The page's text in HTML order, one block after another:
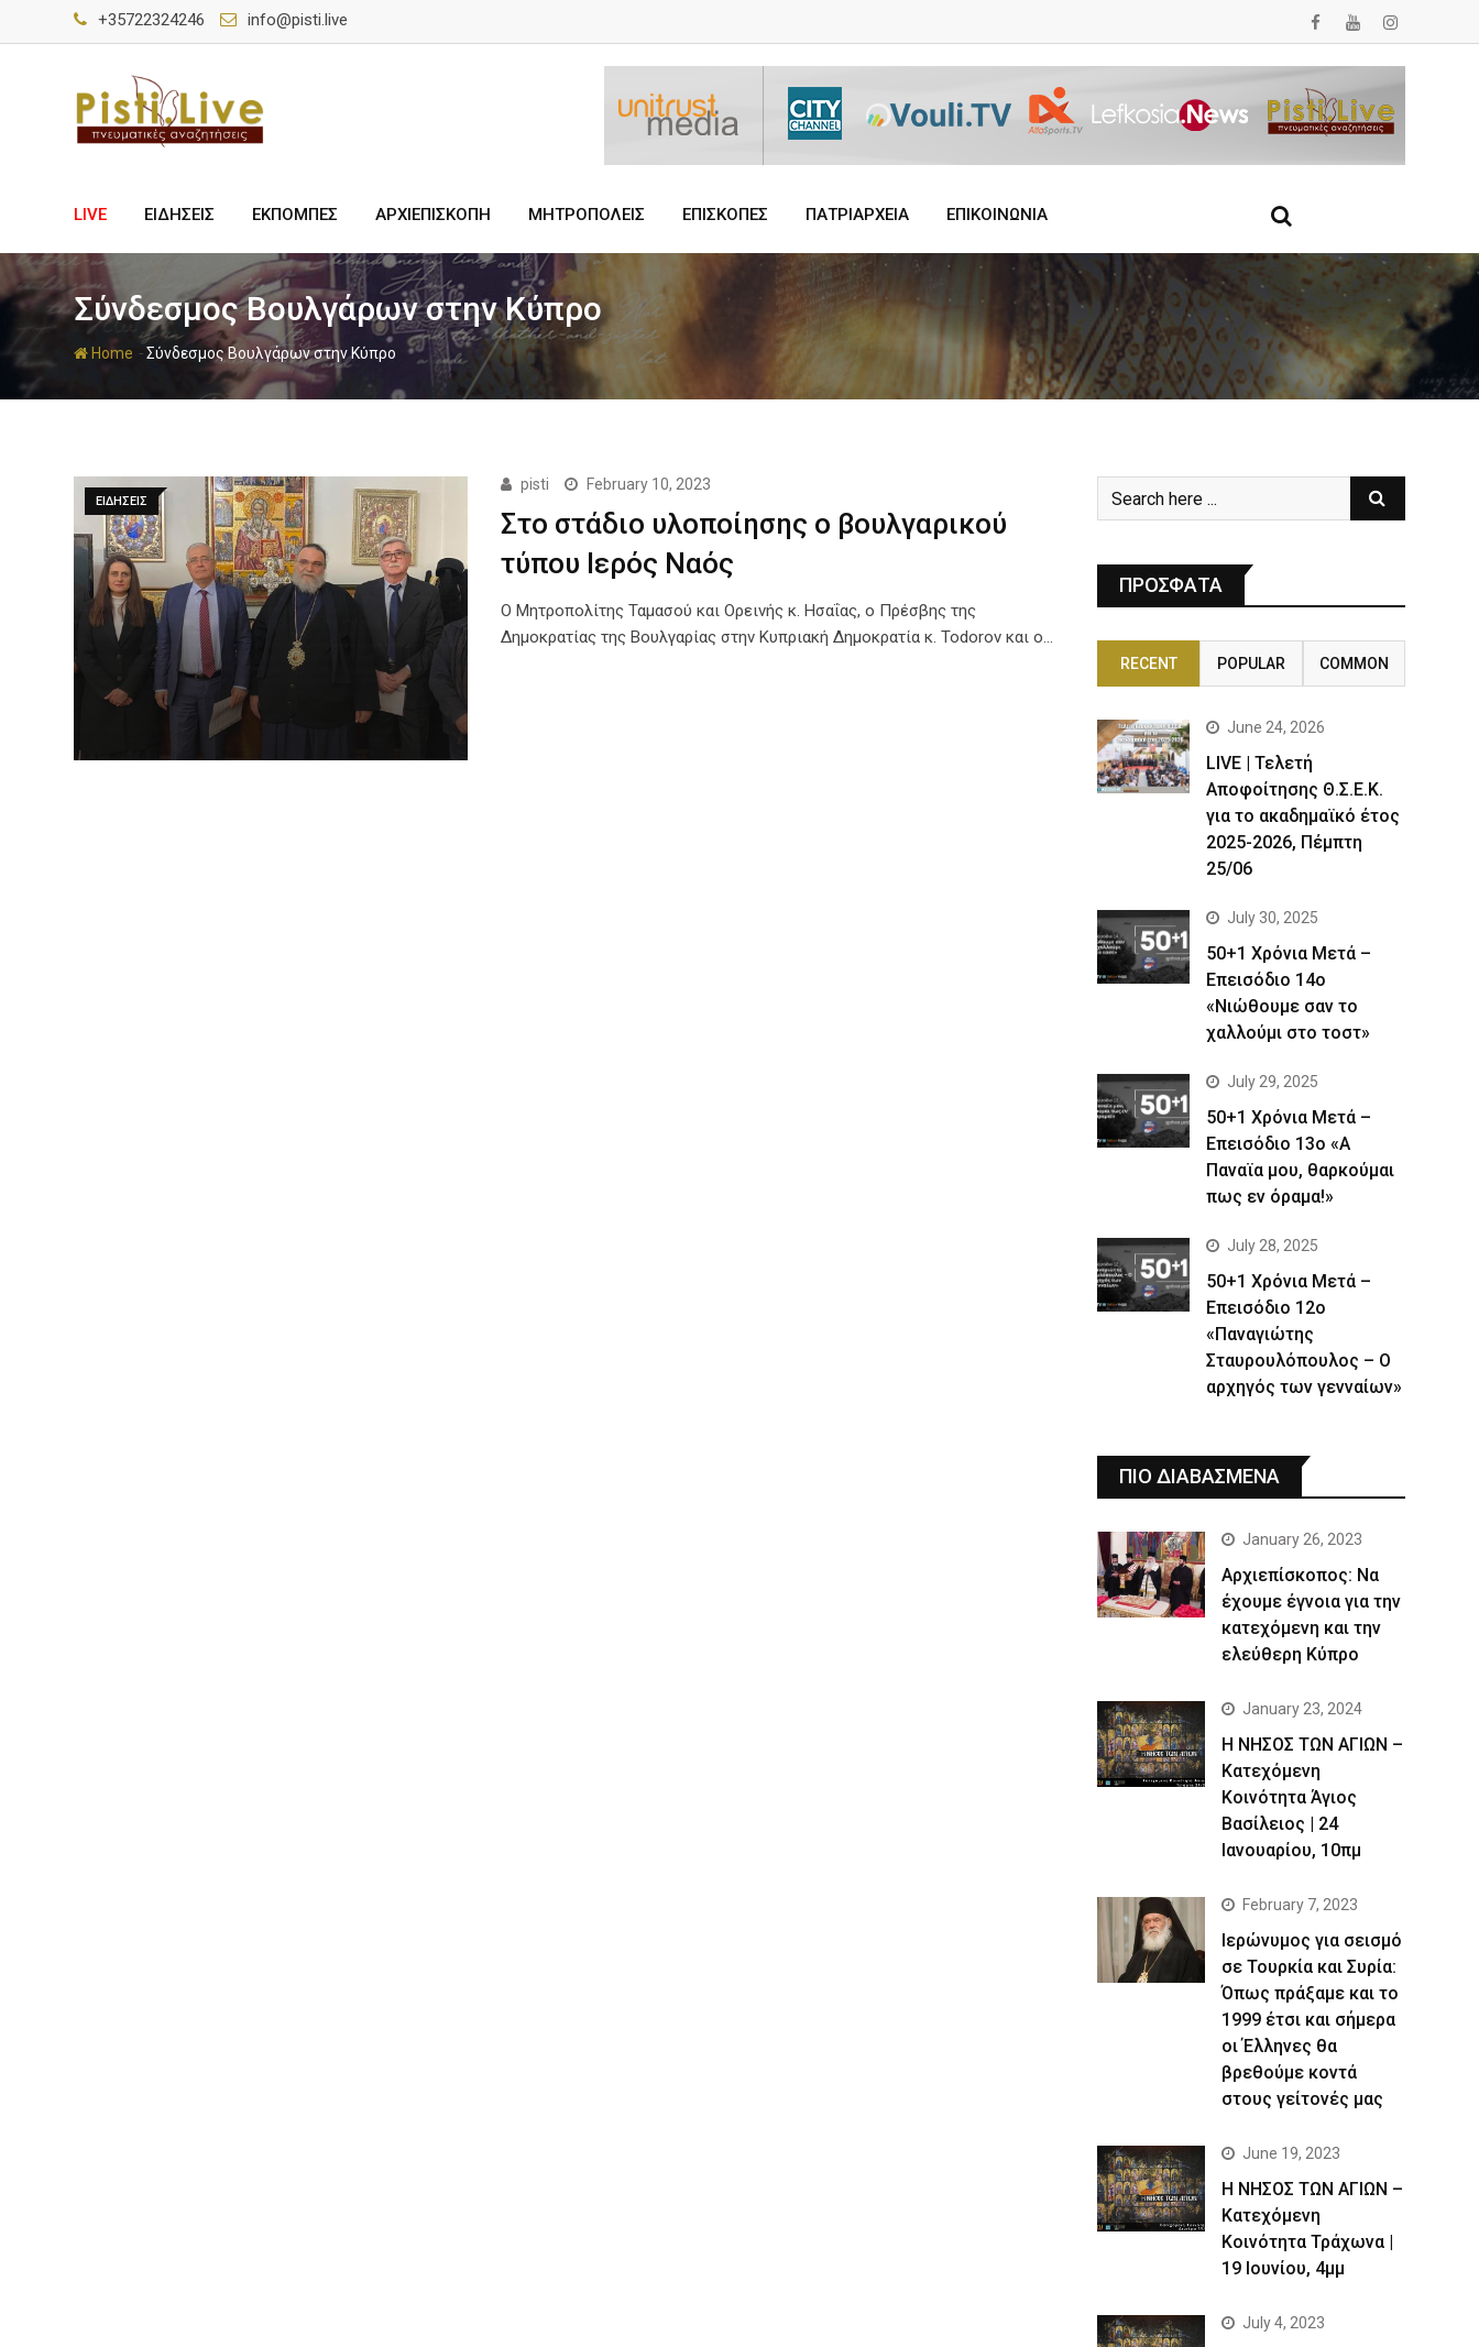
+35722324246 info@pisti.live
LIVE ΕΙΔΗΣΕΙΣ ΕΚΠΟΜΠΕΣ ΑΡΧΙΕΠΙΣΚΟΠΗ ΜΗΤΡΟΠΟΛΕΙΣ ΕΠΙΣΚΟΠΕΣ ΠΑΤΡΙΑΡΧΕΙΑ ΕΠΙΚΟΙΝΩΝΙΑ
Σύνδεσμος Βουλγάρων στην Κύπρο
Home -Σύνδεσμος Βουλγάρων στην Κύπρο
ΕΙΔΗΣΕΙΣ
pisti February 10, 2023
Στο στάδιο υλοποίησης ο βουλγαρικού
τύπου Ιερός Ναός
Ο Μητροπολίτης Ταμασού και Ορεινής κ. Ησαΐας, ο Πρέσβης της
Δημοκρατίας της Βουλγαρίας στην Κυπριακή Δημοκρατία κ. Todorov και ο…
ΠΡΟΣΦΑΤΑ
RECENT POPULAR COMMON
June 24, 2026
LIVE | Τελετή
Αποφοίτησης Θ.Σ.Ε.Κ.
για το ακαδημαϊκό έτος
2025-2026, Πέμπτη
25/06
July 30, 2025
50+1 Χρόνια Μετά –
Επεισόδιο 14ο
«Νιώθουμε σαν το
χαλλούμι στο τοστ»
July 29, 2025
50+1 Χρόνια Μετά –
Επεισόδιο 13ο «Α
Παναϊα μου, θαρκούμαι
πως εν όραμα!»
July 28, 2025
50+1 Χρόνια Μετά –
Επεισόδιο 12ο
«Παναγιώτης
Σταυρουλόπουλος – Ο
αρχηγός των γενναίων»
ΠΙΟ ΔΙΑΒΑΣΜΕΝΑ
January 26, 2023
Αρχιεπίσκοπος: Να
έχουμε έγνοια για την
κατεχόμενη και την
ελεύθερη Κύπρο
January 23, 2024
Η ΝΗΣΟΣ ΤΩΝ ΑΓΙΩΝ –
Κατεχόμενη
Κοινότητα Άγιος
Βασίλειος | 24
Ιανουαρίου, 10πμ
February 7, 2023
Ιερώνυμος για σεισμό
σε Τουρκία και Συρία:
Όπως πράξαμε και το
1999 έτσι και σήμερα
οι Έλληνες θα
βρεθούμε κοντά
στους γείτονές μας
June 19, 2023
Η ΝΗΣΟΣ ΤΩΝ ΑΓΙΩΝ –
Kατεχόμενη
Κοινότητα Τράχωνα |
19 Ιουνίου, 4μμ
July 4, 2023